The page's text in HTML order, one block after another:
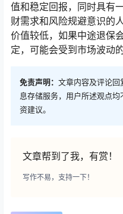
值和稳定回报，同时具有
财需求和风险规避意识的
价值较低，如果中途退保
定，可能会受到市场波动的
免责声明： 文章内容及评论回
息存储服务，用户所述观点
资建议。
文章帮到了我，有赏！
写作不易，支持一下！